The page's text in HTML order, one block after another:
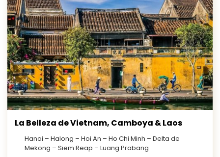
La Belleza de Vietnam, Camboya & Laos
Hanoi – Halong – Hoi An – Ho Chi Minh – Delta de
Mekong – Siem Reap – Luang Prabang